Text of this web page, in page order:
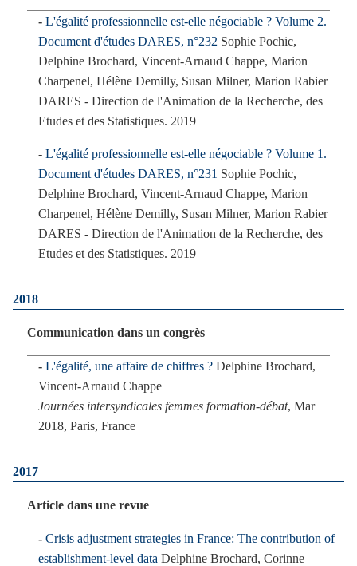
L'égalité professionnelle est-elle négociable ? Volume 2.
Document d'études DARES, n°232 Sophie Pochic,
Delphine Brochard, Vincent-Arnaud Chappe, Marion
Charpenel, Hélène Demilly, Susan Milner, Marion Rabier
DARES - Direction de l'Animation de la Recherche, des
Etudes et des Statistiques. 2019
L'égalité professionnelle est-elle négociable ? Volume 1.
Document d'études DARES, n°231 Sophie Pochic,
Delphine Brochard, Vincent-Arnaud Chappe, Marion
Charpenel, Hélène Demilly, Susan Milner, Marion Rabier
DARES - Direction de l'Animation de la Recherche, des
Etudes et des Statistiques. 2019
2018
Communication dans un congrès
L'égalité, une affaire de chiffres ? Delphine Brochard,
Vincent-Arnaud Chappe
Journées intersyndicales femmes formation-débat, Mar
2018, Paris, France
2017
Article dans une revue
Crisis adjustment strategies in France: The contribution of
establishment-level data Delphine Brochard, Corinne